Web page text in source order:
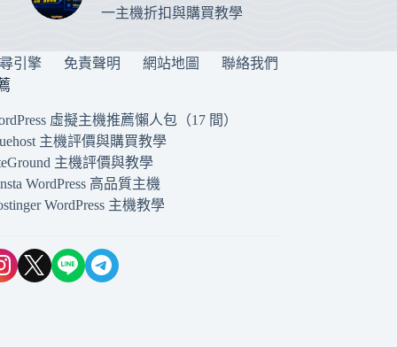
一主機折扣與購買教學
引擎 免責聲明 網站地圖 聯絡我們
虛擬主機推薦懶人包（17 間）
主機評價與購買教學
主機評價與教學
WordPress 高品質主機
WordPress 主機教學